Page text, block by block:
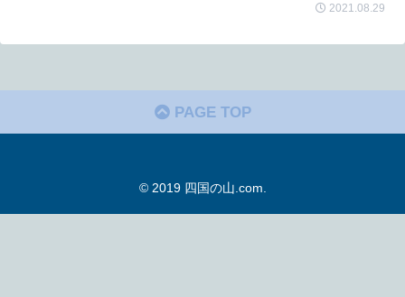
2021.08.29
PAGE TOP
© 2019 四国の山.com.